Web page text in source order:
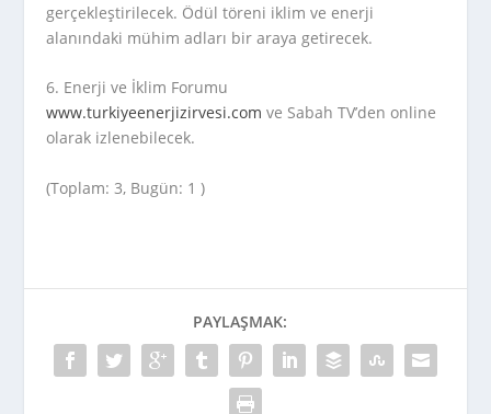
gerçekleştirilecek. Ödül töreni iklim ve enerji
alanındaki mühim adları bir araya getirecek.
6. Enerji ve İklim Forumu
www.turkiyeenerjizirvesi.com ve Sabah TV’den online
olarak izlenebilecek.
(Toplam: 3, Bugün: 1 )
PAYLAŞMAK: